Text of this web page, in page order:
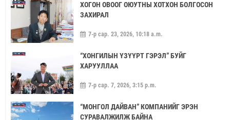
ХОГОН ОВООГ ОЮУТНЫ ХОТХОН БОЛГОСОН
ЗАХИРАЛ
7-р сар. 23, 2026, 10:18 a.m.
“ХОНГИЛЫН ҮЗҮҮРТ ГЭРЭЛ” БУЙГ
ХАРУУЛЛАА
7-р сар. 7, 2026, 3:15 p.m.
“МОНГОЛ ДАЙВАН” КОМПАНИЙГ ЭРЭН
СУРАВАЛЖИЛЖ БАЙНА